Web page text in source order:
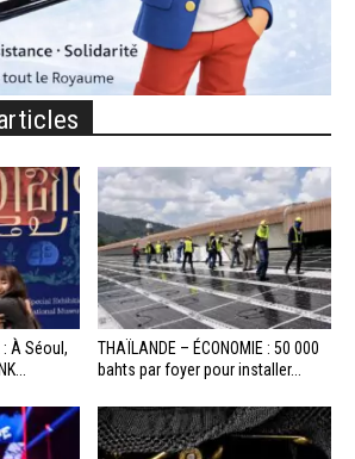
: À Séoul,
THAÏLANDE – ÉCONOMIE : 50 000
bahts par foyer pour installer...